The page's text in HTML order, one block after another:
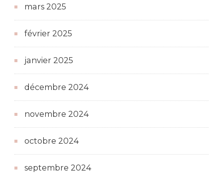
mars 2025
février 2025
janvier 2025
décembre 2024
novembre 2024
octobre 2024
septembre 2024